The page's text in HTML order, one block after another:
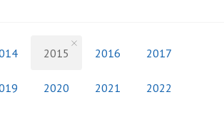
2015 2016 2017
2020 2021 2022